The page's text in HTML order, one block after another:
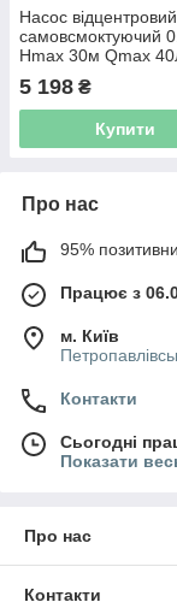
Насос відцентровий
самовсмоктуючий
Hmax 30м Qmax
(775351)
5 198 ₴
Купити
Про нас
95%
Працює з
м. Київ
Контакти
Сьогодні
Показати
Про нас
Контакти